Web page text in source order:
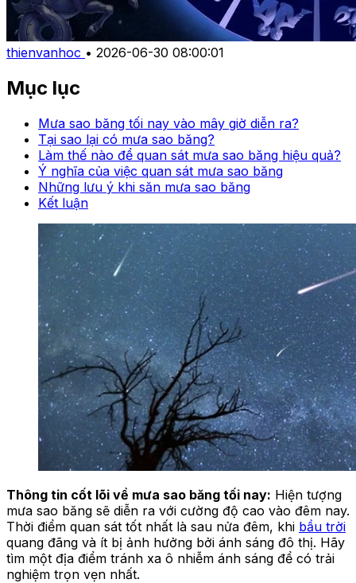
thienvanhoc • 2026-06-30 08:00:01
Mục lục
Mưa sao băng tối nay vào mây giờ diễn ra?
Tại sao lại có mưa sao băng?
Làm thế nào để quan sát mưa sao băng hiệu quả?
Ý nghĩa của việc quan sát mưa sao băng
Những lưu ý khi săn mưa sao băng
Kết luận
Thông tin cốt lõi về mưa sao băng tối nay: Hiện tượng
mưa sao băng sẽ diễn ra với cường độ cao vào đêm nay.
Thời điểm quan sát tốt nhất là sau nửa đêm, khi bầu trời
quang đãng và ít bị ảnh hưởng bởi ánh sáng đô thị. Hãy
tìm một địa điểm tránh xa ô nhiễm ánh sáng để có trải
nghiệm trọn vẹn nhất.